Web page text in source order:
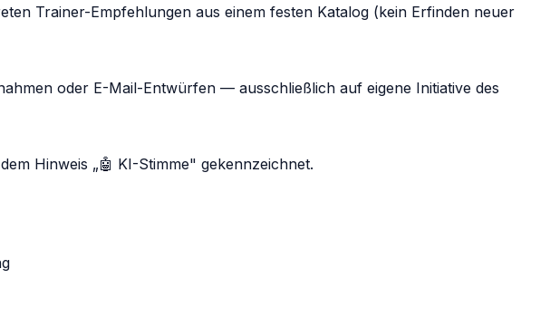
Trainer-Empfehlungen aus einem festen Katalog (kein Erfinden neuer
oder E-Mail-Entwürfen — ausschließlich auf eigene Initiative des
Hinweis „🤖 KI-Stimme" gekennzeichnet.